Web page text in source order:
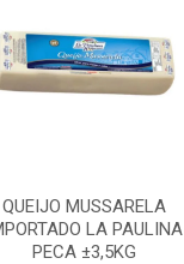
QUEIJO MUSSARELA
LA PAULINA
PECA ±3,5KG